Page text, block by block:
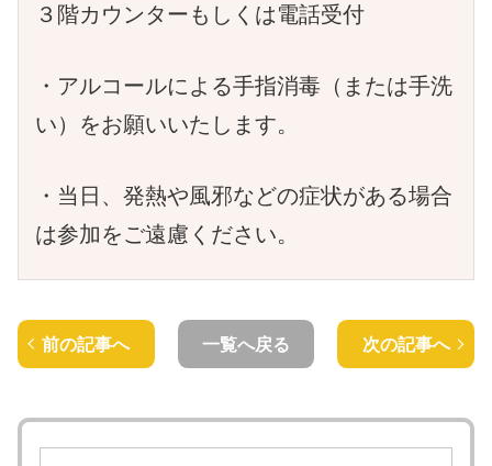
３階カウンターもしくは電話受付
・アルコールによる手指消毒（または手洗
い）をお願いいたします。
・当日、発熱や風邪などの症状がある場合
は参加をご遠慮ください。
前の記事へ 一覧へ戻る 次の記事へ